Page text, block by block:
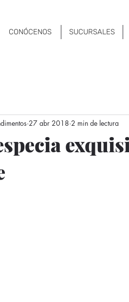
CONÓCENOS SUCURSALES
27 abr 2018 2 min de lectura